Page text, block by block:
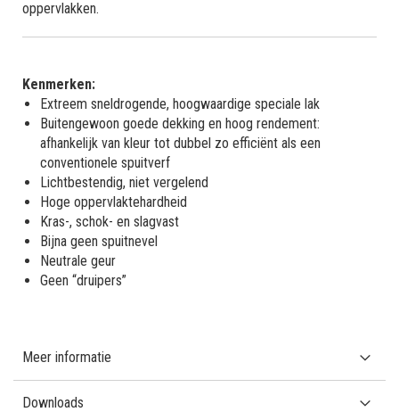
oppervlakken.
Kenmerken:
Extreem sneldrogende, hoogwaardige speciale lak
Buitengewoon goede dekking en hoog rendement:
afhankelijk van kleur tot dubbel zo efficiënt als een
conventionele spuitverf
Lichtbestendig, niet vergelend
Hoge oppervlaktehardheid
Kras-, schok- en slagvast
Bijna geen spuitnevel
Neutrale geur
Geen “druipers”
Meer informatie
Downloads